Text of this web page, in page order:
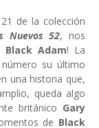
de la colección
Nuevos 52, nos
Black Adam! La
su último
una historia que,
queda algo
británico Gary
de Black